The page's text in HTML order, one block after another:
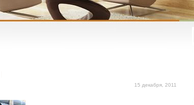
15 декабря, 2011